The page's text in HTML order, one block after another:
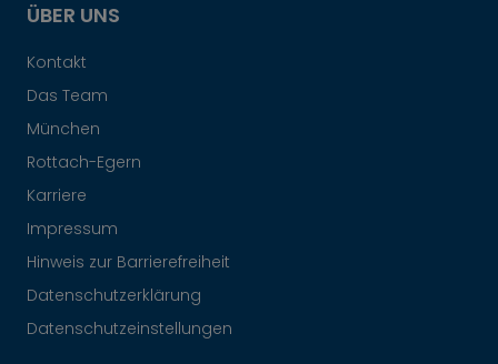
ÜBER UNS
Kontakt
Das Team
München
Rottach-Egern
Karriere
Impressum
Hinweis zur Barrierefreiheit
Datenschutzerklärung
Datenschutzeinstellungen